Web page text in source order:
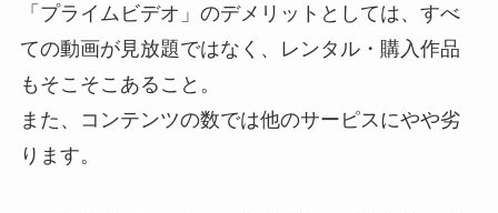
「プライムビデオ」のデメリットとしては、すべ
ての動画が見放題ではなく、レンタル・購入作品
もそこそこあること。
また、コンテンツの数では他のサーピスにやや劣
ります。